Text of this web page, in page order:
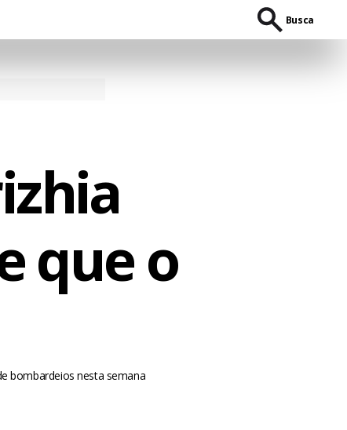
Busca
que o
bombardeios nesta semana